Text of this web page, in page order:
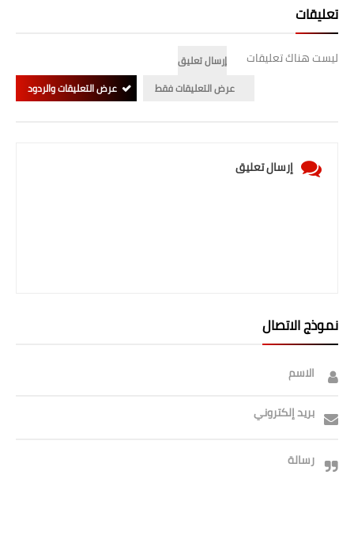
تعليقات
ليست هناك تعليقات
إرسال تعليق
عرض التعليقات فقط
عرض التعليقات والردود
إرسال تعليق
نموذج الاتصال
الاسم
بريد إلكتروني
رسالة